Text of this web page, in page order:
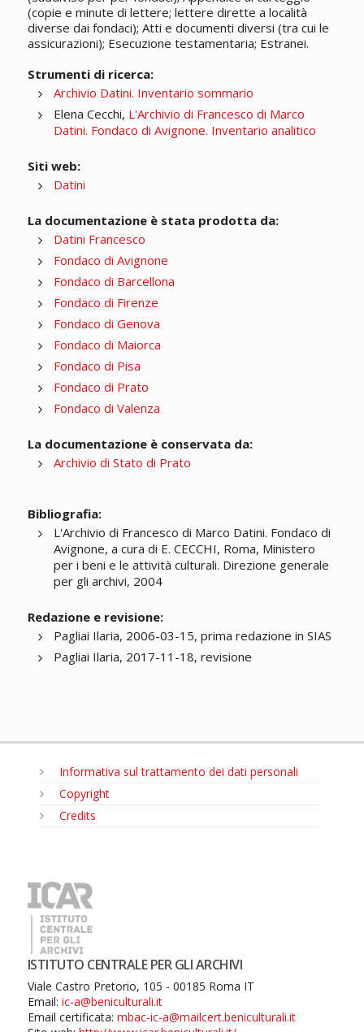
(copie e minute di lettere; lettere dirette a località
diverse dai fondaci); Atti e documenti diversi (tra cui le
assicurazioni); Esecuzione testamentaria; Estranei.
Strumenti di ricerca:
Archivio Datini. Inventario sommario
Elena Cecchi, L'Archivio di Francesco di Marco
Datini. Fondaco di Avignone. Inventario analitico
Siti web:
Datini
La documentazione è stata prodotta da:
Datini Francesco
Fondaco di Avignone
Fondaco di Barcellona
Fondaco di Firenze
Fondaco di Genova
Fondaco di Maiorca
Fondaco di Pisa
Fondaco di Prato
Fondaco di Valenza
La documentazione è conservata da:
Archivio di Stato di Prato
Bibliografia:
L'Archivio di Francesco di Marco Datini. Fondaco di
Avignone, a cura di E. CECCHI, Roma, Ministero
per i beni e le attività culturali. Direzione generale
per gli archivi, 2004
Redazione e revisione:
Pagliai Ilaria, 2006-03-15, prima redazione in SIAS
Pagliai Ilaria, 2017-11-18, revisione
Informativa sul trattamento dei dati personali
Copyright
Credits
ISTITUTO CENTRALE PER GLI ARCHIVI
Viale Castro Pretorio, 105 - 00185 Roma IT
Email: ic-a@beniculturali.it
Email certificata: mbac-ic-a@mailcert.beniculturali.it